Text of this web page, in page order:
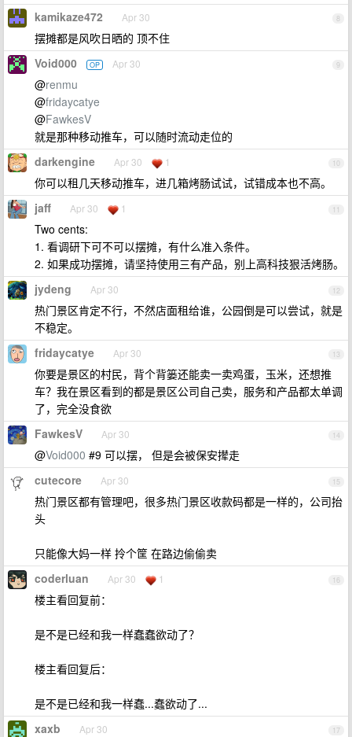
8
kamikaze472 Apr 30
摆摊都是风吹日晒的 顶不住
9
Void000 OP Apr 30
@renmu
@fridaycatye
@FawkesV
就是那种移动推车，可以随时流动走位的
10
darkengine Apr 30 1
你可以租几天移动推车，进几箱烤肠试试，试错成本也不高。
11
jaff Apr 30 1
Two cents:
1. 看调研下可不可以摆摊，有什么准入条件。
2. 如果成功摆摊，请坚持使用三有产品，别上高科技狠活烤肠。
12
jydeng Apr 30
热门景区肯定不行，不然店面租给谁，公园倒是可以尝试，就是
不稳定。
13
fridaycatye Apr 30
你要是景区的村民，背个背篓还能卖一卖鸡蛋，玉米，还想推
车？我在景区看到的都是景区公司自己卖，服务和产品都太单调
了，完全没食欲
14
FawkesV Apr 30
@Void000 #9 可以摆， 但是会被保安撵走
15
cutecore Apr 30
热门景区都有管理吧，很多热门景区收款码都是一样的，公司抬
头
只能像大妈一样 拎个筐 在路边偷偷卖
16
coderluan Apr 30 1
楼主看回复前：
是不是已经和我一样蠢蠢欲动了？
楼主看回复后：
是不是已经和我一样蠢...蠢欲动了...
17
xaxb Apr 30